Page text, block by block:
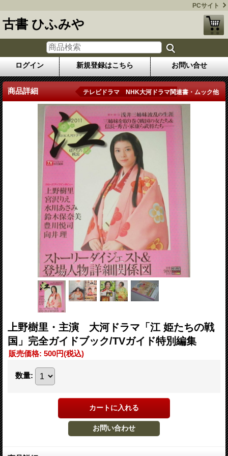
PCサイト
古書 ひふみや
ログイン 新規登録はこちら お問い合せ
商品詳細 テレビドラマ NHK大河ドラマ関連書・ムック他
上野樹里・主演 大河ドラマ「江 姫たちの戦
国」完全ガイドブック/TVガイド特別編集
販売価格: 500円(税込)
数量: